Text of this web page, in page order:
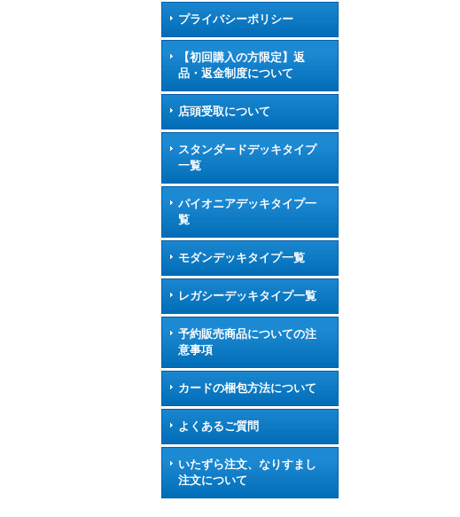
プライバシーポリシー
【初回購入の方限定】返
品・返金制度について
店頭受取について
スタンダードデッキタイプ
一覧
パイオニアデッキタイプ一
覧
モダンデッキタイプ一覧
レガシーデッキタイプ一覧
予約販売商品についての注
意事項
カードの梱包方法について
よくあるご質問
いたずら注文、なりすまし
注文について